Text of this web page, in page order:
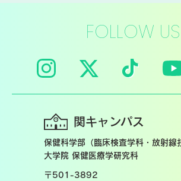
FOLLOW US
関キャンパス
保健科学部（臨床検査学科・放射線
大学院 保健医療学研究科
〒501-3892